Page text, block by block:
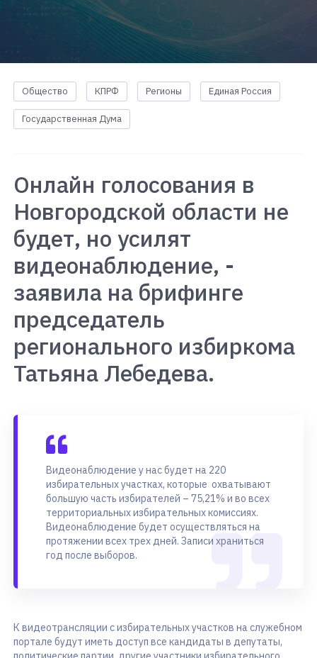
Общество КПРФ Регионы Единая Россия
Государственная Дума
Онлайн голосования в
Новгородской области не
будет, но усилят
видеонаблюдение, -
заявила на брифинге
председатель
регионального избиркома
Татьяна Лебедева.
Видеонаблюдение у нас будет на 220
избирательных участках, которые охватывают
большую часть избирателей – 75,21% и во всех
территориальных избирательных комиссиях.
Видеонаблюдение будет осуществляться на
протяжении всех трех дней. Записи храниться
год после выборов.
К видеотрансляции с избирательных участков на служебном
портале будут иметь доступ все кандидаты в депутаты,